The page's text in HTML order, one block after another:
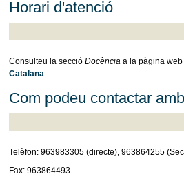
Horari d'atenció
Consulteu la secció Docènciaa la pàgina web
Catalana.
Com podeu contactar
Telèfon: 963983305 (directe), 963864255
Fax: 963864493